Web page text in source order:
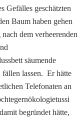
Gefälles geschätzten
Baum haben gehen
dem verheerenden
säumende
lassen. Er hätte
Telefonaten an
begründet hätte,